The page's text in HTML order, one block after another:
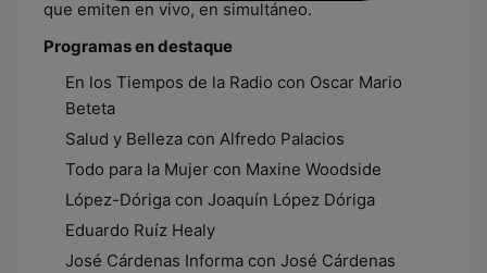
que emiten en vivo, en simultáneo.
Programas en destaque
En los Tiempos de la Radio con Oscar Mario
Beteta
Salud y Belleza con Alfredo Palacios
Todo para la Mujer con Maxine Woodside
López-Dóriga con Joaquín López Dóriga
Eduardo Ruíz Healy
José Cárdenas Informa con José Cárdenas